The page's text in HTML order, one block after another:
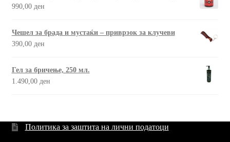
990,00 ден
Чешел за брада и мустаќи – приврзок за клучеви
390,00 ден
Гел за бричење, 250 мл.
1.490,00 ден
Политика за заштита на лични податоци